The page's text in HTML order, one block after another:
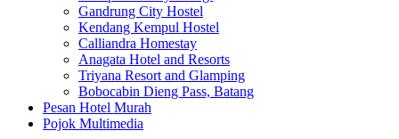
Gandrung City Hostel
Kendang Kempul Hostel
Calliandra Homestay
Anagata Hotel and Resorts
Triyana Resort and Glamping
Bobocabin Dieng Pass, Batang
Pesan Hotel Murah
Pojok Multimedia